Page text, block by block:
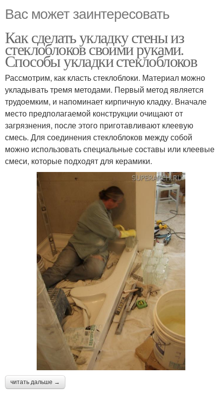
Вас может заинтересовать
Как сделать укладку стены из
стеклоблоков своими руками.
Способы укладки стеклоблоков
Рассмотрим, как класть стеклоблоки. Материал можно
укладывать тремя методами. Первый метод является
трудоемким, и напоминает кирпичную кладку. Вначале
место предполагаемой конструкции очищают от
загрязнения, после этого приготавливают клеевую
смесь. Для соединения стеклоблоков между собой
можно использовать специальные составы или клеевые
смеси, которые подходят для керамики.
читать дальше →